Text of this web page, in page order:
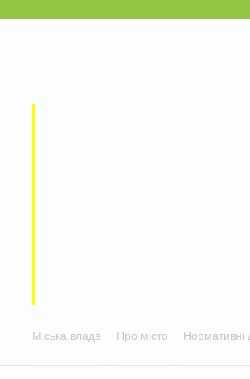
Міська влада Про місто Нормативні